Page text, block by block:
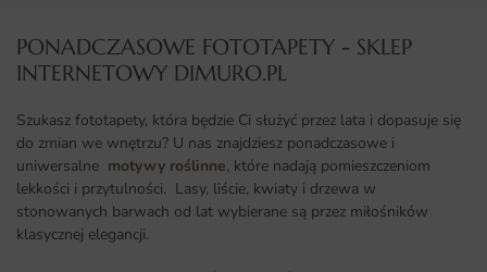
PONADCZASOWE FOTOTAPETY - SKLEP
INTERNETOWY DIMURO.PL​
Szukasz fototapety, która będzie Ci służyć przez lata i dopasuje się
do zmian we wnętrzu? U nas znajdziesz ponadczasowe i
uniwersalne motywy roślinne, które nadają pomieszczeniom
lekkości i przytulności. Lasy, liście, kwiaty i drzewa w
stonowanych barwach od lat wybierane są przez miłośników
klasycznej elegancji.